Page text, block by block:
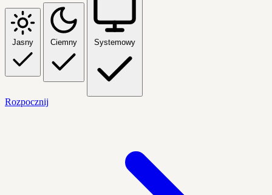
Jasny Ciemny Systemowy
Rozpocznij